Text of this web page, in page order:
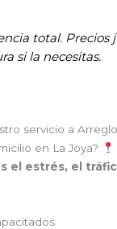
total. Precios
si la necesitas.
servicio a
en La Joya?
el estrés, el